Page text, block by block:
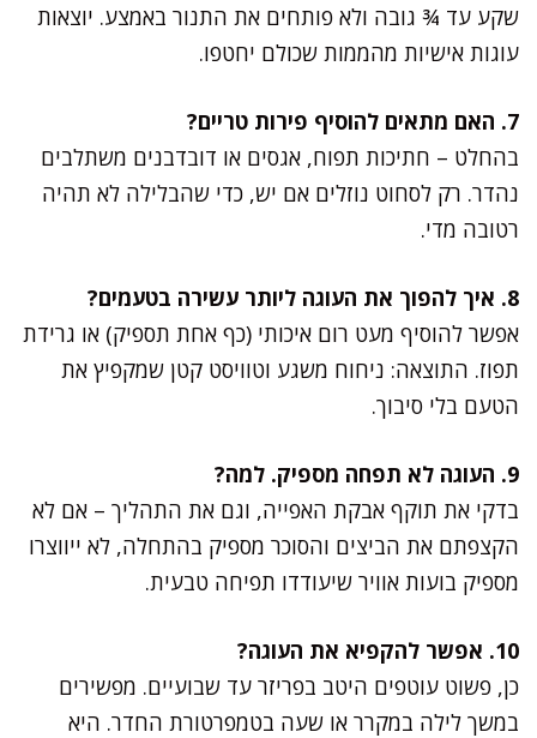
שקע עד ¾ גובה ולא פותחים את התנור באמצע. יוצאות
עוגות אישיות מהממות שכולם יחטפו.
7. האם מתאים להוסיף פירות טריים?
בהחלט – חתיכות תפוח, אגסים או דובדבנים משתלבים
נהדר. רק לסחוט נוזלים אם יש, כדי שהבלילה לא תהיה
רטובה מדי.
8. איך להפוך את העוגה ליותר עשירה בטעמים?
אפשר להוסיף מעט רום איכותי (כף אחת תספיק) או גרידת
תפוז. התוצאה: ניחוח משגע וטוויסט קטן שמקפיץ את
הטעם בלי סיבוך.
9. העוגה לא תפחה מספיק. למה?
בדקי את תוקף אבקת האפייה, וגם את התהליך – אם לא
הקצפתם את הביצים והסוכר מספיק בהתחלה, לא ייווצרו
מספיק בועות אוויר שיעודדו תפיחה טבעית.
10. אפשר להקפיא את העוגה?
כן, פשוט עוטפים היטב בפריזר עד שבועיים. מפשירים
במשך לילה במקרר או שעה בטמפרטורת החדר. היא